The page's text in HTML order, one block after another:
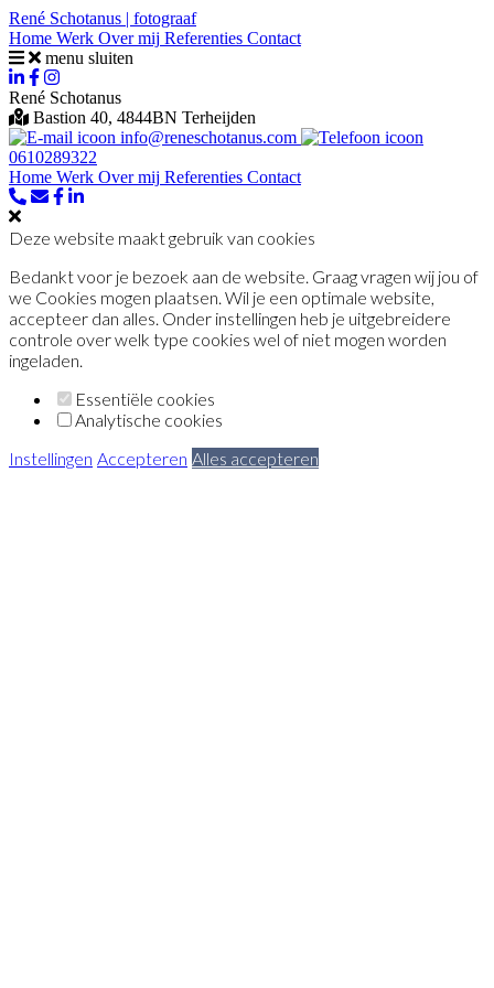
René Schotanus | fotograaf
Home Werk Over mij Referenties Contact
menu sluiten
René Schotanus
Bastion 40, 4844BN Terheijden
info@reneschotanus.com
0610289322
Home Werk Over mij Referenties Contact
Deze website maakt gebruik van cookies
Bedankt voor je bezoek aan de website. Graag vragen wij jou of
we Cookies mogen plaatsen. Wil je een optimale website,
accepteer dan alles. Onder instellingen heb je uitgebreidere
controle over welk type cookies wel of niet mogen worden
ingeladen.
Essentiële cookies
Analytische cookies
Instellingen Accepteren Alles accepteren